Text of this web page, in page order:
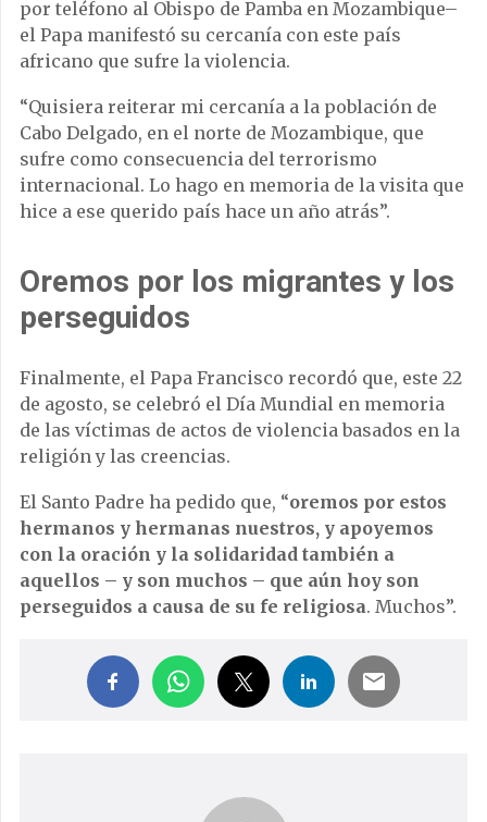
por teléfono al Obispo de Pamba en Mozambique–
el Papa manifestó su cercanía con este país
africano que sufre la violencia.
“Quisiera reiterar mi cercanía a la población de
Cabo Delgado, en el norte de Mozambique, que
sufre como consecuencia del terrorismo
internacional. Lo hago en memoria de la visita que
hice a ese querido país hace un año atrás”.
Oremos por los migrantes y los
perseguidos
Finalmente, el Papa Francisco recordó que, este 22
de agosto, se celebró el Día Mundial en memoria
de las víctimas de actos de violencia basados en la
religión y las creencias.
El Santo Padre ha pedido que, “oremos por estos
hermanos y hermanas nuestros, y apoyemos
con la oración y la solidaridad también a
aquellos – y son muchos – que aún hoy son
perseguidos a causa de su fe religiosa. Muchos”.